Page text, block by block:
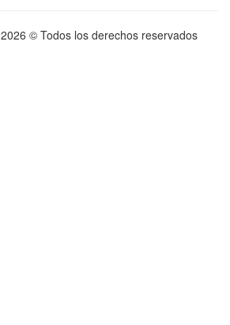
2026 © Todos los derechos reservados